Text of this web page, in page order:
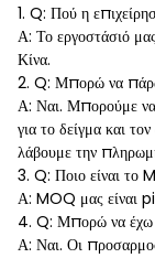
1. Q: Πού η
Α: Το εργοστάσιό
Κίνα.
2. Q: Μπορώ να πάρω
Α: Ναι. Μπορούμε να
για το δείγμα και
λάβουμε την
3. Q: Ποιο είναι το
Α: MOQ μας είναι
4. Q: Μπορώ να έχω
Α: Ναι. Οι